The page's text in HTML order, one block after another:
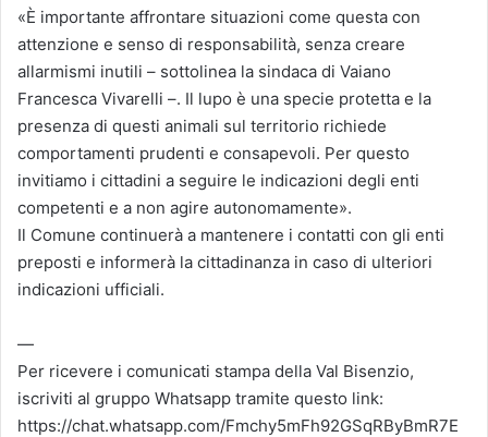
«È importante affrontare situazioni come questa con
attenzione e senso di responsabilità, senza creare
allarmismi inutili – sottolinea la sindaca di Vaiano
Francesca Vivarelli –. Il lupo è una specie protetta e la
presenza di questi animali sul territorio richiede
comportamenti prudenti e consapevoli. Per questo
invitiamo i cittadini a seguire le indicazioni degli enti
competenti e a non agire autonomamente».
Il Comune continuerà a mantenere i contatti con gli enti
preposti e informerà la cittadinanza in caso di ulteriori
indicazioni ufficiali.
—
Per ricevere i comunicati stampa della Val Bisenzio,
iscriviti al gruppo Whatsapp tramite questo link:
https://chat.whatsapp.com/Fmchy5mFh92GSqRByBmR7E